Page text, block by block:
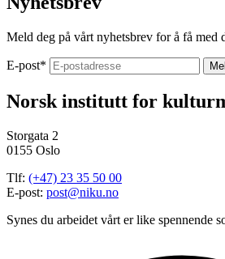
Meld deg på vårt nyhetsbrev for å få med
E-post*
Norsk institutt for
Storgata 2
0155 Oslo
Tlf: (+47) 23 35 50 00
E-post: post@niku.no
Synes du arbeidet vårt er like spennende